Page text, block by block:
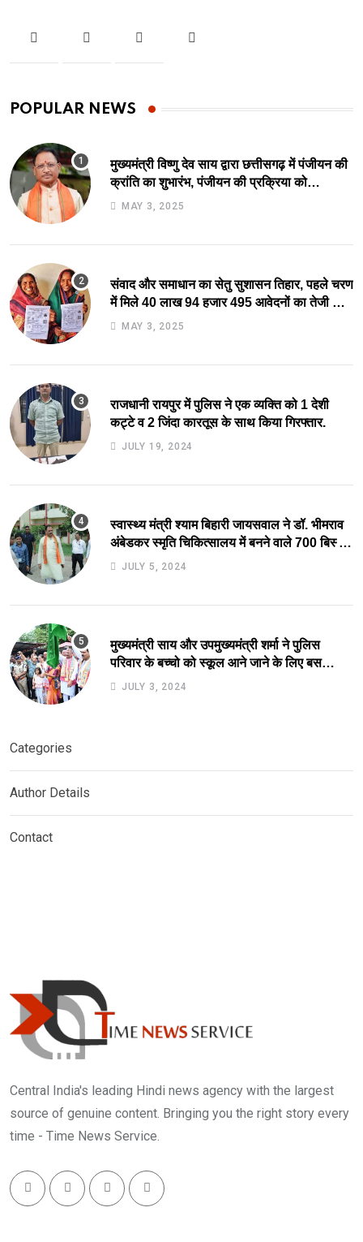
POPULAR NEWS
मुख्यमंत्री विष्णु देव साय द्वारा छत्तीसगढ़ में पंजीयन की
क्रांति का शुभारंभ, पंजीयन की प्रक्रिया को
सरलीकरण कर 10 दिन का काम अब 10 मिनट में..
MAY 3, 2025
संवाद और समाधान का सेतु सुशासन तिहार, पहले चरण
में मिले 40 लाख 94 हजार 495 आवेदनों का तेजी से
निराकरण की ओर.
MAY 3, 2025
राजधानी रायपुर में पुलिस ने एक व्यक्ति को 1 देशी
कट्टे व 2 जिंदा कारतूस के साथ किया गिरफ्तार.
JULY 19, 2024
स्वास्थ्य मंत्री श्याम बिहारी जायसवाल ने डॉ. भीमराव
अंबेडकर स्मृति चिकित्सालय में बनने वाले 700 बिस्तर
अस्पताल का किया स्थल निरीक्षण.
JULY 5, 2024
मुख्यमंत्री साय और उपमुख्यमंत्री शर्मा ने पुलिस
परिवार के बच्चो को स्कूल आने जाने के लिए बस
सुविधा को हरी झंडी दिखाकर कर किया आरंभ.
JULY 3, 2024
Categories
Author Details
Contact
Central India's leading Hindi news agency with the largest
source of genuine content. Bringing you the right story every
time - Time News Service.